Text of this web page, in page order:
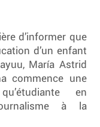
d’informer que
d’un enfant
María Astrid
commence une
en
à la